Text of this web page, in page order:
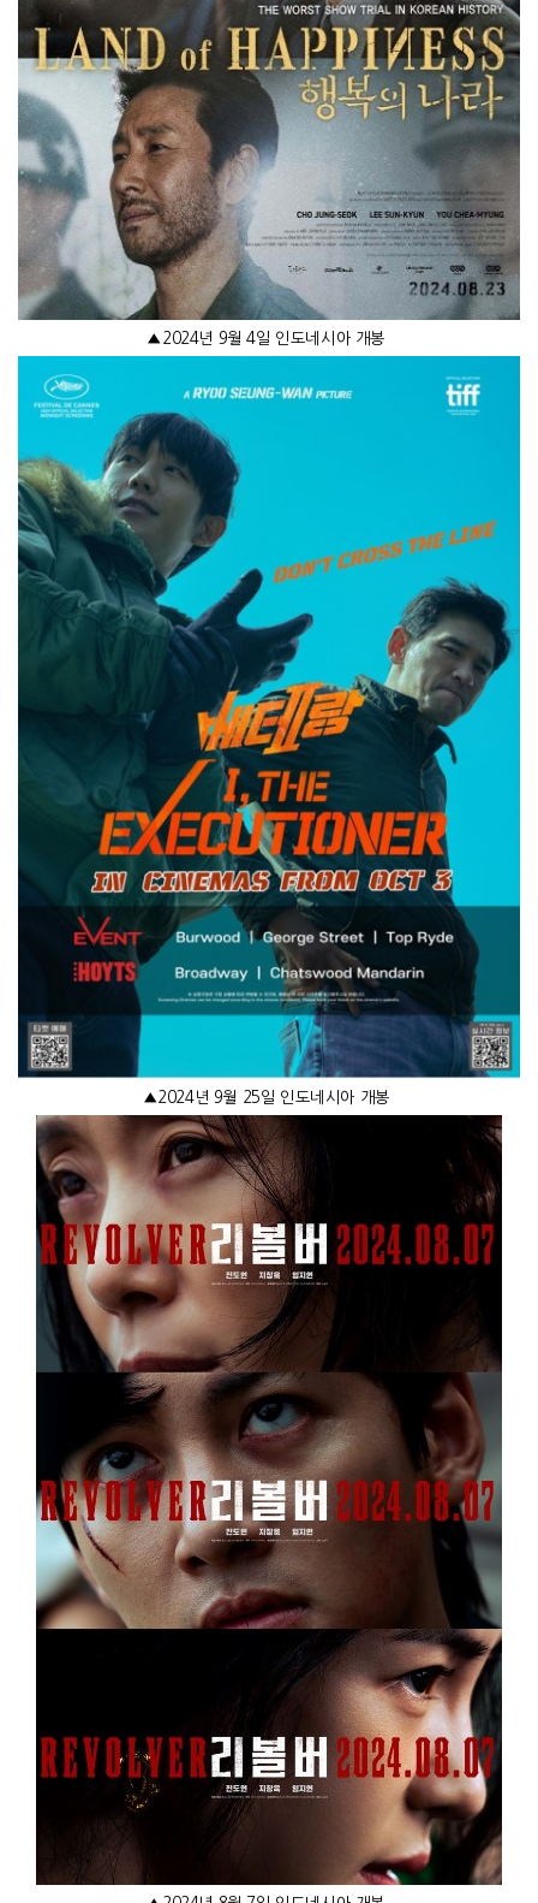
▲ 2024년 9월 4일 인도네시아 개봉
▲2024년 9월 25일 인도네시아 개봉